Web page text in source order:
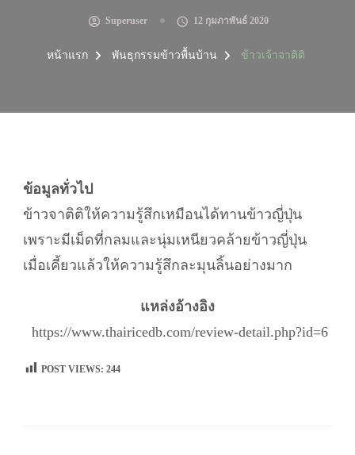
Superuser 12 กุมภาพันธ์ 2020
หน้าแรก พันธุกรรมข้าวพื้นบ้าน ข้าวเจ้าจาติติ
ข้อมูลทั่วไป
ข้าวจาติติให้ความรู้สึกเหมือนได้ทานข้าวญี่ปุ่น
เพราะมีเม็ดที่กลมและนุ่มเหนียวคล้ายข้าวญี่ปุ่น
เมื่อเคี้ยวแล้วให้ความรู้สึกละมุนลิ้นอย่างมาก
แหล่งอ้างอิง
https://www.thairicedb.com/review-detail.php?id=6
POST VIEWS: 244